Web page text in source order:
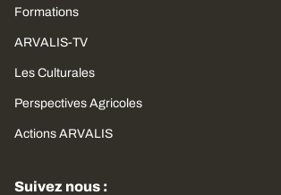
Formations
ARVALIS-TV
Les Culturales
Perspectives Agricoles
Actions ARVALIS
Suivez nous :